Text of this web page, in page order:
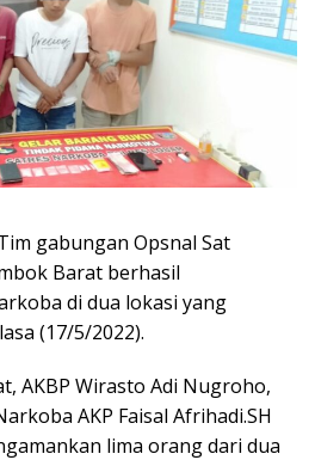
gabungan Opsnal Sat
Barat berhasil
di dua lokasi yang
(17/5/2022).
AKBP Wirasto Adi Nugroho,
AKP Faisal Afrihadi.SH
lima orang dari dua